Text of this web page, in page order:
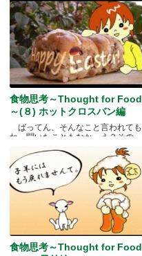
食物思考～Thought for Food
～(８) ホットクロスバン編
ばってん、そんなこと言われても
ね、聞いたこともなか。え？その
食物思考～Thought for Food